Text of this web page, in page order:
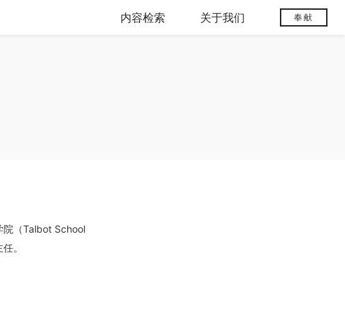
内容检索 关于我们 奉献
院（Talbot School
。